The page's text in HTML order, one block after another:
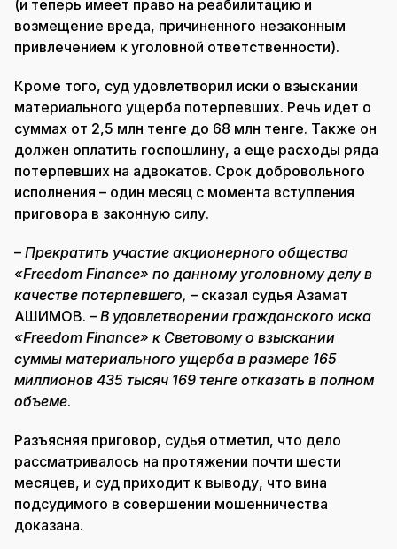
(и теперь имеет право на реабилитацию и
возмещение вреда, причиненного незаконным
привлечением к уголовной ответственности).
Кроме того, суд удовлетворил иски о взыскании
материального ущерба потерпевших. Речь идет о
суммах от 2,5 млн тенге до 68 млн тенге. Также он
должен оплатить госпошлину, а еще расходы ряда
потерпевших на адвокатов. Срок добровольного
исполнения – один месяц с момента вступления
приговора в законную силу.
– Прекратить участие акционерного общества
«Freedom Finance» по данному уголовному делу в
качестве потерпевшего, –сказал судья Азамат
АШИМОВ. – В удовлетворении гражданского иска
«Freedom Finance» к Световому о взыскании
суммы материального ущерба в размере 165
миллионов 435 тысяч 169 тенге отказать в полном
объеме.
Разъясняя приговор, судья отметил, что дело
рассматривалось на протяжении почти шести
месяцев, и суд приходит к выводу, что вина
подсудимого в совершении мошенничества
доказана.